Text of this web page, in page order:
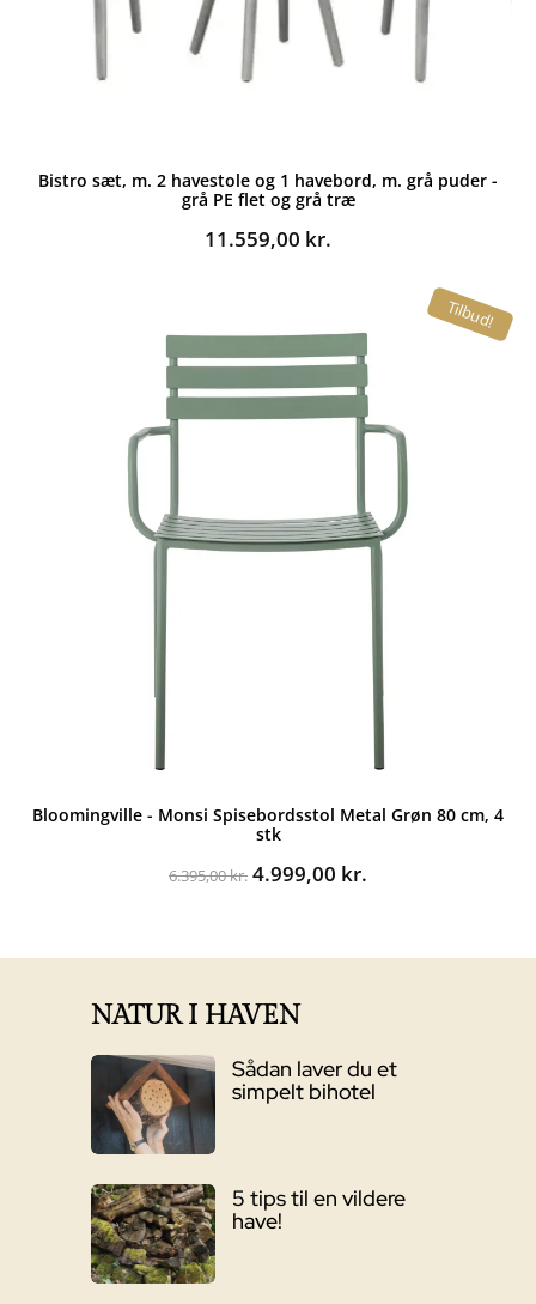
Bistro sæt, m. 2 havestole og 1 havebord, m. grå puder -
grå PE flet og grå træ
11.559,00 kr.
Tilbud!
Bloomingville - Monsi Spisebordsstol Metal Grøn 80 cm, 4
stk
6.395,00kr. Den
4.999,00 kr.
NATUR I HAVEN
Sådan laver du et
simpelt bihotel
5 tips til en vildere
have!